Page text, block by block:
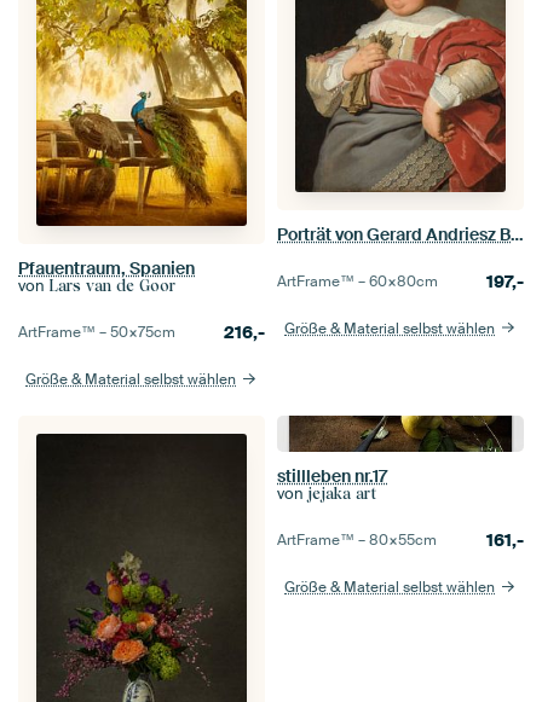
Pfauentraum, Spanien
von Lars van de Goor
ArtFrame™ –50×75cm 216,-
Größe & Material selbst wählen
Porträt von Gerard Andriesz Bicker, Bartholomeus van der Helst
ArtFrame™ –60×80cm 197,-
Größe & Material selbst wählen
stillleben nr.17
von jejaka art
ArtFrame™ –80×55cm 161,-
Größe & Material selbst wählen